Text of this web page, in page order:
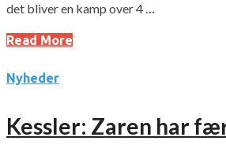
det bliver en kamp over 4 …
Read More
Nyheder
Kessler: Zaren har